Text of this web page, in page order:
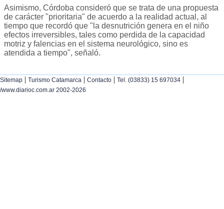
Asimismo, Córdoba consideró que se trata de una propuesta
de carácter "prioritaria" de acuerdo a la realidad actual, al
tiempo que recordó que "la desnutrición genera en el niño
efectos irreversibles, tales como perdida de la capacidad
motriz y falencias en el sistema neurológico, sino es
atendida a tiempo", señaló.
Sitemap | Turismo Catamarca | Contacto | Tel. (03833) 15 697034 |
/www.diarioc.com.ar 2002-2026